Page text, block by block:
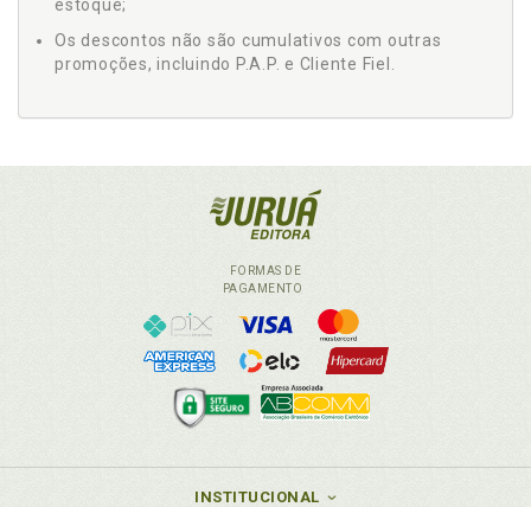
estoque;
Os descontos não são cumulativos com outras
promoções, incluindo P.A.P. e Cliente Fiel.
FORMAS DE
PAGAMENTO
INSTITUCIONAL